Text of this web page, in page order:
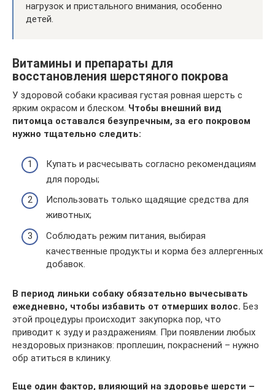
нагрузок и пристального внимания, особенно
детей.
Витамины и препараты для
восстановления шерстяного покрова
У здоровой собаки красивая густая ровная шерсть с
ярким окрасом и блеском. Чтобы внешний вид
питомца оставался безупречным, за его покровом
нужно тщательно следить:
Купать и расчесывать согласно рекомендациям
для породы;
Использовать только щадящие средства для
животных;
Соблюдать режим питания, выбирая
качественные продукты и корма без аллергенных
добавок.
В период линьки собаку обязательно вычесывать
ежедневно, чтобы избавить от отмерших волос. Без
этой процедуры происходит закупорка пор, что
приводит к зуду и раздражениям. При появлении любых
нездоровых признаков: проплешин, покраснений – нужно
обр атиться в клинику.
Еще один фактор, влияющий на здоровье шерсти –